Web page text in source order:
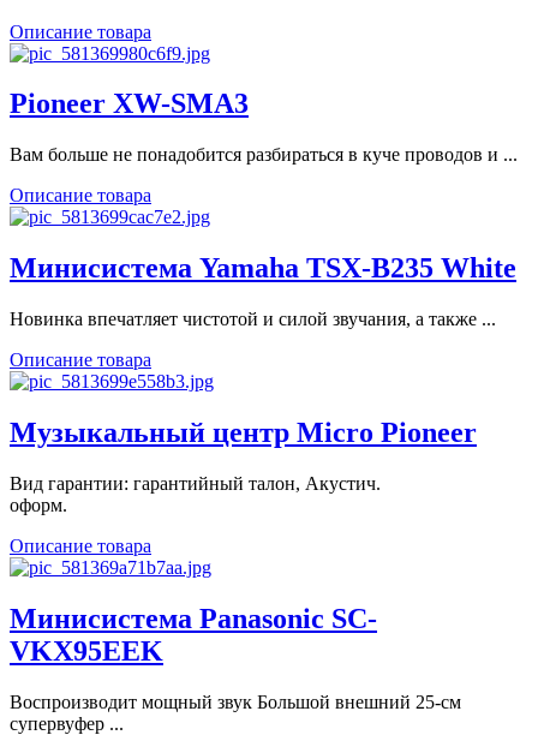
Описание товара
Pioneer XW-SMA3
Вам больше не понадобится разбираться в куче проводов и ...
Описание товара
Минисистема Yamaha TSX-B235 White
Новинка впечатляет чистотой и силой звучания, а также ...
Описание товара
Музыкальный центр Micro Pioneer
Вид гарантии: гарантийный талон, Акустич.
оформ.
Описание товара
Минисистема Panasonic SC-
VKX95EEK
Воспроизводит мощный звук Большой внешний 25-см
супервуфер ...